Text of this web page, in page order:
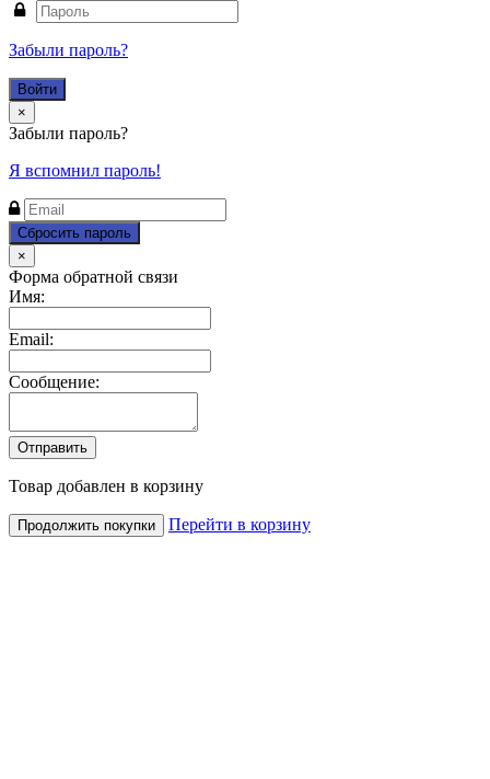
Забыли пароль?
×
Забыли пароль?
Я вспомнил пароль!
×
Форма обратной связи
Имя:
Email:
Сообщение:
Товар добавлен в корзину
Продолжить покупки Перейти в корзину